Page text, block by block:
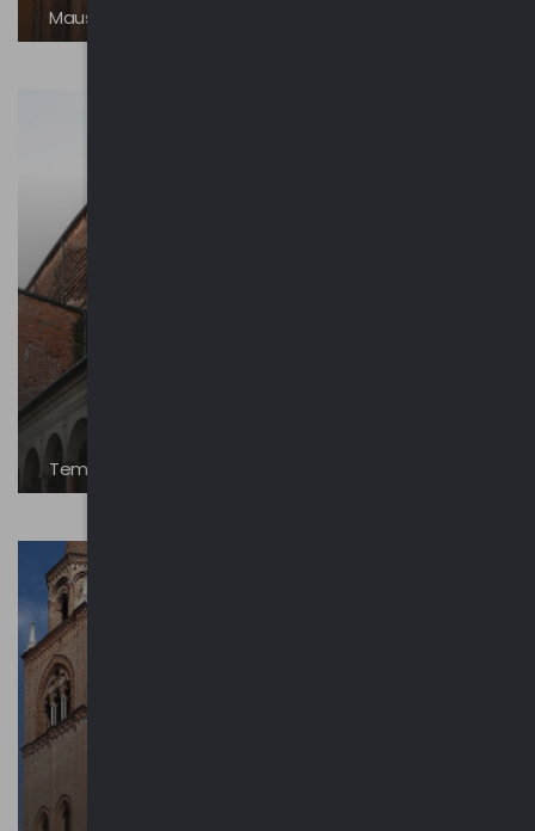
Mausolei dei Gonzaga
Tempio di San Sebastiano